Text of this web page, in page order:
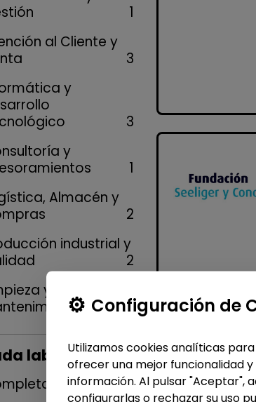
1
al Cliente y
3
y
3
y
1
Almacén y
2
industrial y
2
y
2
laboral
11
Configuración de
Utilizamos cookies analíticas
ofrecer una mejor funcionalidad
información. Al pulsar "Aceptar",
configurarlas o rechazar su uso